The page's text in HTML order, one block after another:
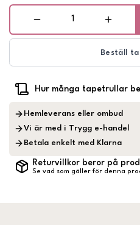
Beställ
Hur många tapetrullar
Hemleverans eller ombud
Vi är med i Trygg e-handel
Betala enkelt med Klarna
Returvillkor beror på
Se vad som gäller för denna